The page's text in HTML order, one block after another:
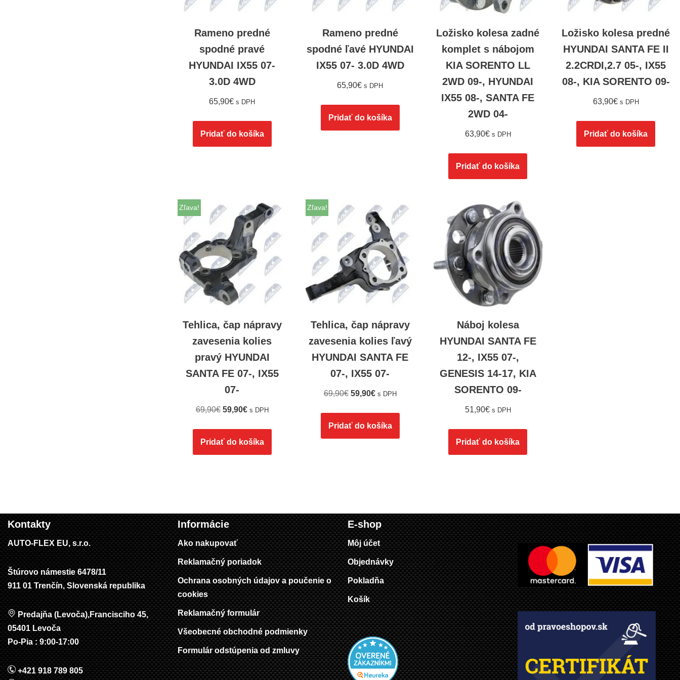
Rameno predné
spodné pravé
HYUNDAI IX55 07-
3.0D 4WD
65,90€ s DPH
Pridať do košíka
Rameno predné
spodné ľavé HYUNDAI
IX55 07- 3.0D 4WD
65,90€ s DPH
Pridať do košíka
Ložisko kolesa zadné
komplet s nábojom
KIA SORENTO LL
2WD 09-, HYUNDAI
IX55 08-, SANTA FE
2WD 04-
63,90€ s DPH
Pridať do košíka
Ložisko kolesa predné
HYUNDAI SANTA FE II
2.2CRDI,2.7 05-, IX55
08-, KIA SORENTO 09-
63,90€ s DPH
Pridať do košíka
Zľava!
Tehlica, čap nápravy
zavesenia kolies
pravý HYUNDAI
SANTA FE 07-, IX55
07-
69,90€ 59,90€ s DPH
Pridať do košíka
Zľava!
Tehlica, čap nápravy
zavesenia kolies ľavý
HYUNDAI SANTA FE
07-, IX55 07-
69,90€ 59,90€ s DPH
Pridať do košíka
Náboj kolesa
HYUNDAI SANTA FE
12-, IX55 07-,
GENESIS 14-17, KIA
SORENTO 09-
51,90€ s DPH
Pridať do košíka
Kontakty
AUTO-FLEX EU, s.r.o.
Štúrovo námestie 6478/11
911 01 Trenčín, Slovenská republika
Predajňa (Levoča),Francisciho 45,
05401 Levoča
Po-Pia : 9:00-17:00
+421 918 789 805
Informácie
Ako nakupovať
Reklamačný poriadok
Ochrana osobných údajov a poučenie o
cookies
Reklamačný formulár
Všeobecné obchodné podmienky
Formulár odstúpenia od zmluvy
E-shop
Môj účet
Objednávky
Pokladňa
Košík